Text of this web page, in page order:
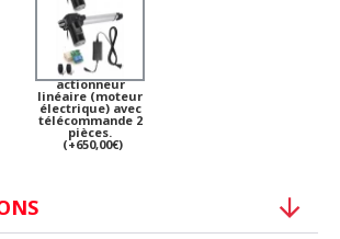
actionneur
linéaire (moteur
électrique) avec
télécommande 2
pièces.
(+650,00€)